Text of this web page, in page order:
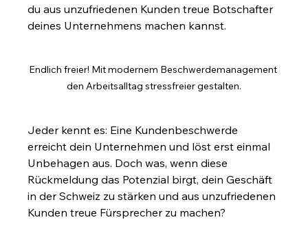
du aus unzufriedenen Kunden treue Botschafter
deines Unternehmens machen kannst.
Endlich freier! Mit modernem Beschwerdemanagement
den Arbeitsalltag stressfreier gestalten.
Jeder kennt es: Eine Kundenbeschwerde
erreicht dein Unternehmen und löst erst einmal
Unbehagen aus. Doch was, wenn diese
Rückmeldung das Potenzial birgt, dein Geschäft
in der Schweiz zu stärken und aus unzufriedenen
Kunden treue Fürsprecher zu machen?